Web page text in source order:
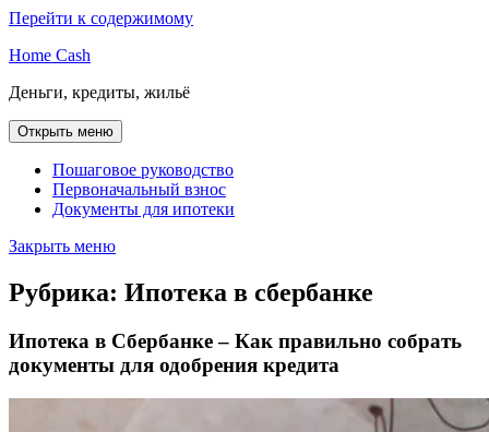
Перейти к содержимому
Home Cash
Деньги, кредиты, жильё
Открыть меню
Пошаговое руководство
Первоначальный взнос
Документы для ипотеки
Закрыть меню
Рубрика: Ипотека в сбербанке
Ипотека в Сбербанке – Как правильно собрать
документы для одобрения кредита